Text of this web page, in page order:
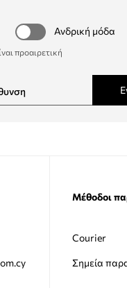
Ανδρική μόδα
προαιρετική
Μέθοδοι
Courier
Σημεία